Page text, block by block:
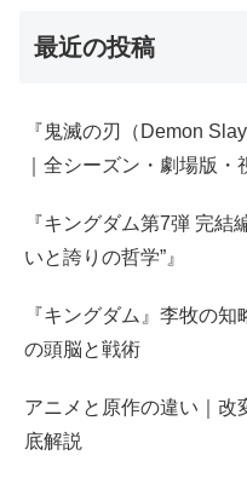
最近の投稿
『鬼滅の刃（Demon
｜全シーズン・劇場版・
『キングダム第7弾 完結
いと誇りの哲学”』
『キングダム』李牧の
の頭脳と戦術
アニメと原作の違い｜改
底解説